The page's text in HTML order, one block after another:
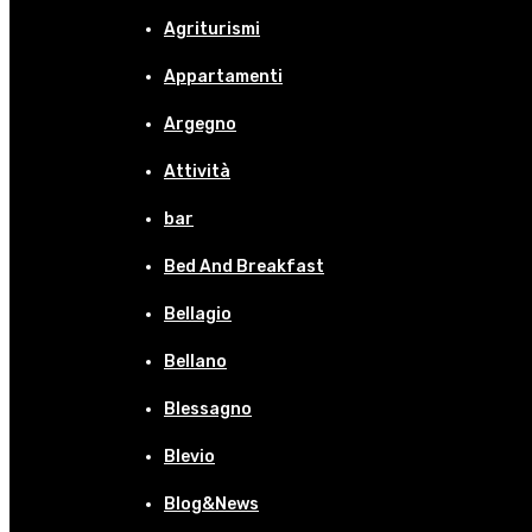
Agriturismi
Appartamenti
Argegno
Attività
bar
Bed And Breakfast
Bellagio
Bellano
Blessagno
Blevio
Blog&News